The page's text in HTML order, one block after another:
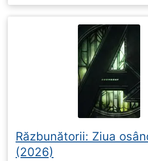
Răzbunătorii: Ziua
(2026)